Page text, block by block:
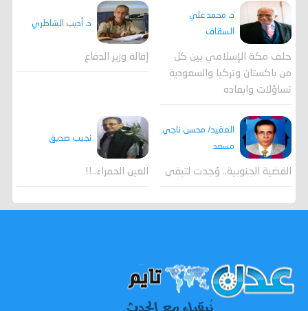
د. محمد علي
السقاف
حلف مكة الإسلامي بين كل
من باكستان وتركيا والسعودية
تساؤلات وابعاده
د. أديب الشاطري
إقالة وزير الدفاع
العقيد/ محسن ناجي
مسعد
القضية الجنوبية.. وُجدت لتبقى
نجيب صديق
العين الحمراء..!!